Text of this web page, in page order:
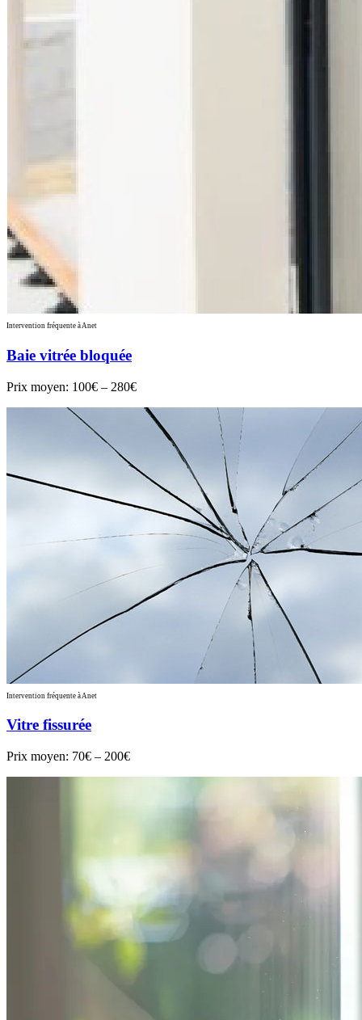
Intervention fréquente à Anet
Baie vitrée bloquée
Prix moyen: 100€ – 280€
Intervention fréquente à Anet
Vitre fissurée
Prix moyen: 70€ – 200€